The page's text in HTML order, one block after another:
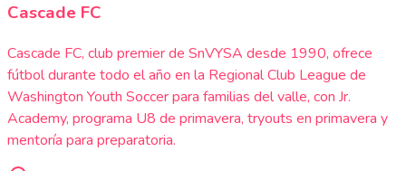
Cascade FC
Cascade FC, club premier de SnVYSA desde 1990, ofrece
fútbol durante todo el año en la Regional Club League de
Washington Youth Soccer para familias del valle, con Jr.
Academy, programa U8 de primavera, tryouts en primavera y
mentoría para preparatoria.